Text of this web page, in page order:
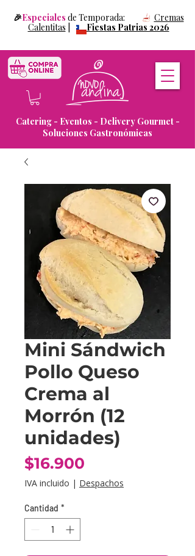
Catering - Eventos - Delivery Gourmet -
Soluciones Gastronómicas
🎉Especiales de Temporada: Cremas
Calentitas
Fiestas Patrias 2026
Mini Sándwich
Pollo Queso
Crema al
Morrón (12
unidades)
$16.900
IVA incluido | Despachos
Cantidad *